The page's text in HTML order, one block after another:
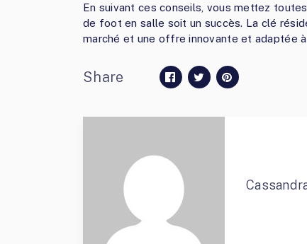
En suivant ces conseils, vous mettez
de foot en salle soit un succès. La clé
marché et une offre innovante et adaptée
Share